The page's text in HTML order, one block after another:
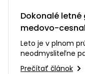
Dokonalé letné
medovo-
zamilujete
Leto je v plnom
neodmysliteľne
praskanie ohňa
Prečítať článok